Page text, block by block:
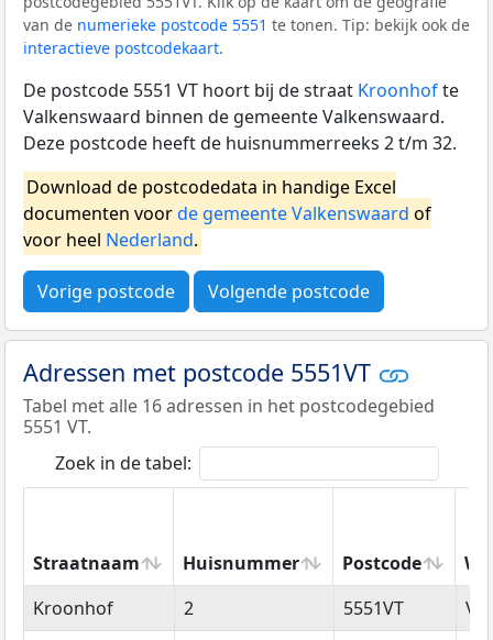
van de numerieke postcode 5551 te tonen. Tip: bekijk ook de
interactieve postcodekaart.
De postcode 5551 VT hoort bij de straat Kroonhofte
Valkenswaard binnen de gemeente Valkenswaard.
Deze postcode heeft de huisnummerreeks 2 t/m 32.
Download de postcodedata in handige Excel
documenten voorde gemeente Valkenswaard of
voor heel Nederland.
Vorige postcode Volgende postcode
Adressen met postcode 5551VT
Tabel met alle 16 adressen in het postcodegebied
5551 VT.
Zoek in de tabel:
Straatnaam Huisnummer Postcode
Straatnaam
Huisnummer Postcode
Kroonhof 2 5551VT